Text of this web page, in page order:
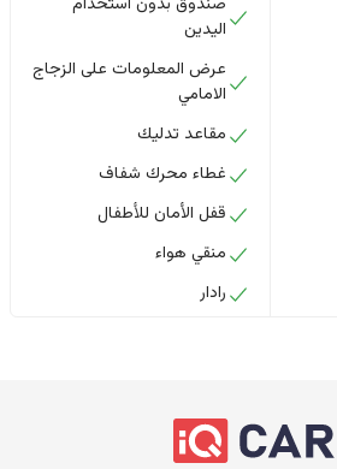
اليدين
عرض المعلومات على الزجاج
الامامي
مقاعد تدليك
غطاء محرك شفاف
قفل الأمان للأطفال
منقي هواء
رادار